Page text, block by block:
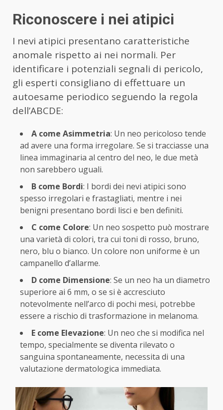
Riconoscere i nei atipici
I nevi atipici presentano caratteristiche
anomale rispetto ai nei normali. Per
identificare i potenziali segnali di pericolo,
gli esperti consigliano di effettuare un
autoesame periodico seguendo la regola
dell’ABCDE:
A come Asimmetria: Un neo pericoloso tende
ad avere una forma irregolare. Se si tracciasse una
linea immaginaria al centro del neo, le due metà
non sarebbero uguali.
B come Bordi: I bordi dei nevi atipici sono
spesso irregolari e frastagliati, mentre i nei
benigni presentano bordi lisci e ben definiti.
C come Colore: Un neo sospetto può mostrare
una varietà di colori, tra cui toni di rosso, bruno,
nero, blu o bianco. Un colore non uniforme è un
campanello d’allarme.
D come Dimensione: Se un neo ha un diametro
superiore ai 6 mm, o se si è accresciuto
notevolmente nell’arco di pochi mesi, potrebbe
essere a rischio di trasformazione in melanoma.
E come Elevazione: Un neo che si modifica nel
tempo, specialmente se diventa rilevato o
sanguina spontaneamente, necessita di una
valutazione dermatologica immediata.